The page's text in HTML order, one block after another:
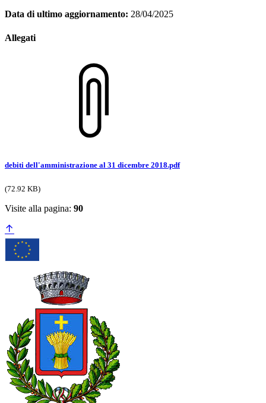
Data di ultimo aggiornamento: 28/04/2025
Allegati
debiti dell'amministrazione al 31 dicembre 2018.pdf
(72.92 KB)
Visite alla pagina: 90